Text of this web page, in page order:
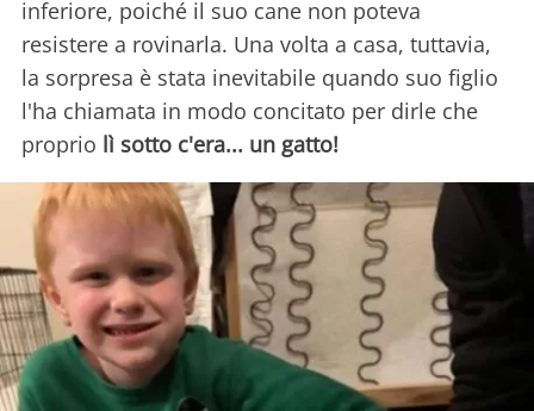
inferiore, poiché il suo cane non poteva
resistere a rovinarla. Una volta a casa, tuttavia,
la sorpresa è stata inevitabile quando suo figlio
l'ha chiamata in modo concitato per dirle che
proprio lì sotto c'era... un gatto!